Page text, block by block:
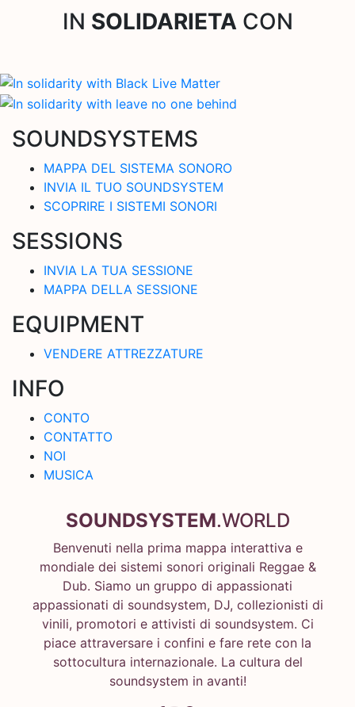
IN SOLIDARIETA CON
SOUNDSYSTEMS
MAPPA DEL SISTEMA SONORO
INVIA IL TUO SOUNDSYSTEM
SCOPRIRE I SISTEMI SONORI
SESSIONS
INVIA LA TUA SESSIONE
MAPPA DELLA SESSIONE
EQUIPMENT
VENDERE ATTREZZATURE
INFO
CONTO
CONTATTO
NOI
MUSICA
SOUNDSYSTEM.WORLD
Benvenuti nella prima mappa interattiva e
mondiale dei sistemi sonori originali Reggae &
Dub. Siamo un gruppo di appassionati
appassionati di soundsystem, DJ, collezionisti di
vinili, promotori e attivisti di soundsystem. Ci
piace attraversare i confini e fare rete con la
sottocultura internazionale. La cultura del
soundsystem in avanti!